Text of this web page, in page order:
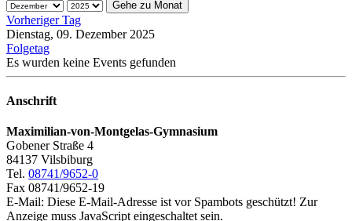
Gehe zu Monat
Vorheriger Tag
Dienstag, 09. Dezember 2025
Folgetag
Es wurden keine Events gefunden
Anschrift
Maximilian-von-Montgelas-Gymnasium
Gobener Straße 4
84137 Vilsbiburg
Tel. 08741/9652-0
Fax 08741/9652-19
E-Mail: Diese E-Mail-Adresse ist vor Spambots geschützt! Zur
Anzeige muss JavaScript eingeschaltet sein.